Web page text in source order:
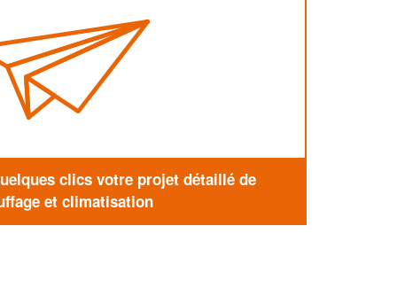
clics votre projet détaillé de
et climatisation